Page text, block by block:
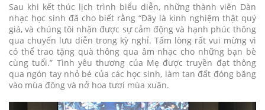
Sau khi kết thúc lịch trình biểu diễn, những thành viên Dàn
nhạc học sinh đã cho biết rằng “Đây là kinh nghiệm thật quý
giá, và chúng tôi nhận được sự cảm động và hạnh phúc thông
qua chuyến lưu diễn trong kỳ nghỉ. Tấm lòng rất vui mừng vì
có thể trao tặng quà thông qua âm nhạc cho những bạn bè
cùng tuổi.” Tình yêu thương của Mẹ được truyền đạt thông
qua ngón tay nhỏ bé của các học sinh, làm tan đất đóng băng
vào mùa đông và nở hoa tươi mùa xuân.